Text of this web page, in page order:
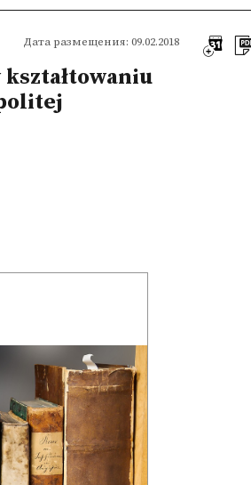
Дата размещения: 09.02.2018